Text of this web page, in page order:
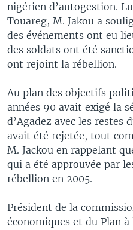
nigérien d’autogestion.
Touareg, M. Jakou a
des événements ont eu
des soldats ont été
ont rejoint la rébellion.
Au plan des objectifs
années 90 avait exigé la
d’Agadez avec les restes
avait été rejetée, tout
M. Jackou en rappelant
qui a été approuvée par
rébellion en 2005.
Président de la
économiques et du Plan à